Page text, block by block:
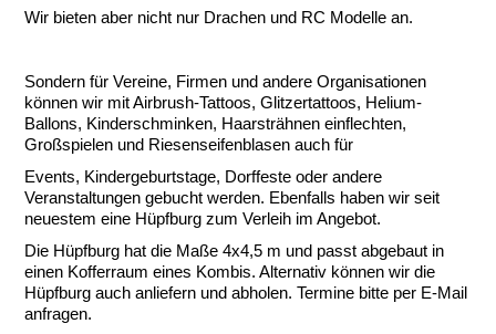
Wir bieten aber nicht nur Drachen und RC Modelle an.
Sondern für Vereine, Firmen und andere Organisationen
können wir mit Airbrush-Tattoos, Glitzertattoos, Helium-
Ballons, Kinderschminken, Haarsträhnen einflechten,
Großspielen und Riesenseifenblasen auch für
Events, Kindergeburtstage, Dorffeste oder andere
Veranstaltungen gebucht werden. Ebenfalls haben wir seit
neuestem eine Hüpfburg zum Verleih im Angebot.
Die Hüpfburg hat die Maße 4x4,5 m und passt abgebaut in
einen Kofferraum eines Kombis. Alternativ können wir die
Hüpfburg auch anliefern und abholen. Termine bitte per E-Mail
anfragen.